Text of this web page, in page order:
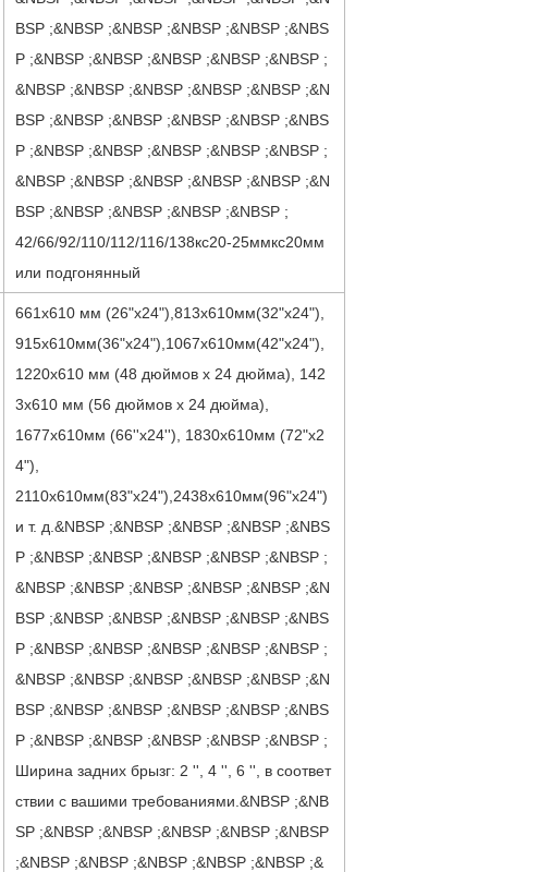
BSP ;&NBSP ;&NBSP ;&NBSP ;&NBSP ;&NBS
P ;&NBSP ;&NBSP ;&NBSP ;&NBSP ;&NBSP ;
&NBSP ;&NBSP ;&NBSP ;&NBSP ;&NBSP ;&N
BSP ;&NBSP ;&NBSP ;&NBSP ;&NBSP ;&NBS
P ;&NBSP ;&NBSP ;&NBSP ;&NBSP ;&NBSP ;
&NBSP ;&NBSP ;&NBSP ;&NBSP ;&NBSP ;&N
BSP ;&NBSP ;&NBSP ;&NBSP ;&NBSP ;
42/66/92/110/112/116/138кс20-25ммкс20мм
или подгонянный
661x610 мм (26"х24"),813x610мм(32"х24"),
915x610мм(36"х24"),1067x610мм(42"х24"),
1220x610 мм (48 дюймов x 24 дюйма), 142
3x610 мм (56 дюймов x 24 дюйма),
1677x610мм (66''x24''), 1830x610мм (72"х2
4"),
2110x610мм(83"х24"),2438x610мм(96"х24")
и т. д.&NBSP ;&NBSP ;&NBSP ;&NBSP ;&NBS
P ;&NBSP ;&NBSP ;&NBSP ;&NBSP ;&NBSP ;
&NBSP ;&NBSP ;&NBSP ;&NBSP ;&NBSP ;&N
BSP ;&NBSP ;&NBSP ;&NBSP ;&NBSP ;&NBS
P ;&NBSP ;&NBSP ;&NBSP ;&NBSP ;&NBSP ;
&NBSP ;&NBSP ;&NBSP ;&NBSP ;&NBSP ;&N
BSP ;&NBSP ;&NBSP ;&NBSP ;&NBSP ;&NBS
P ;&NBSP ;&NBSP ;&NBSP ;&NBSP ;&NBSP ;
Ширина задних брызг: 2 '', 4 '', 6 '', в соответ
ствии с вашими требованиями.&NBSP ;&NB
SP ;&NBSP ;&NBSP ;&NBSP ;&NBSP ;&NBSP
;&NBSP ;&NBSP ;&NBSP ;&NBSP ;&NBSP ;&